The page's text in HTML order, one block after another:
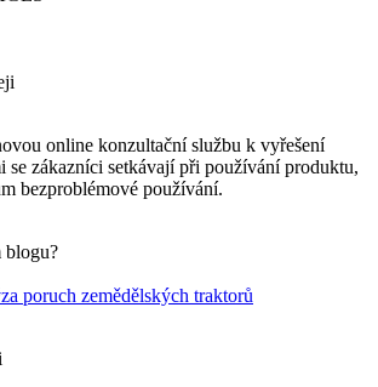
online konzultační službu k vyřešení
se zákazníci setkávají při používání produktu,
bezproblémové používání.
blogu?